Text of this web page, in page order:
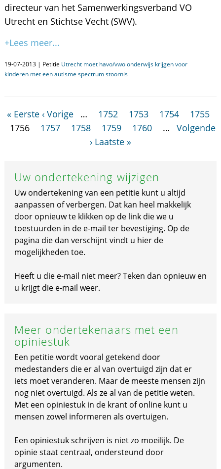
directeur van het Samenwerkingsverband VO
Utrecht en Stichtse Vecht (SWV).
+Lees meer...
19-07-2013 | Petitie Utrecht moet havo/vwo onderwijs krijgen voor
kinderen met een autisme spectrum stoornis
« Eerste ‹ Vorige … 1752 1753 1754
1755
1756
1757 1758 1759 1760 …
Volgende
› Laatste »
Uw ondertekening wijzigen
Uw ondertekening van een petitie kunt u altijd
aanpassen of verbergen. Dat kan heel makkelijk
door opnieuw te klikken op de link die we u
toestuurden in de e-mail ter bevestiging. Op de
pagina die dan verschijnt vindt u hier de
mogelijkheden toe.
Heeft u die e-mail niet meer? Teken dan opnieuw en
u krijgt die e-mail weer.
Meer ondertekenaars met een
opiniestuk
Een petitie wordt vooral getekend door
medestanders die er al van overtuigd zijn dat er
iets moet veranderen. Maar de meeste mensen zijn
nog niet overtuigd. Als ze al van de petitie weten.
Met een opiniestuk in de krant of online kunt u
mensen zowel informeren als overtuigen.
Een opiniestuk schrijven is niet zo moeilijk. De
opinie staat centraal, ondersteund door
argumenten.